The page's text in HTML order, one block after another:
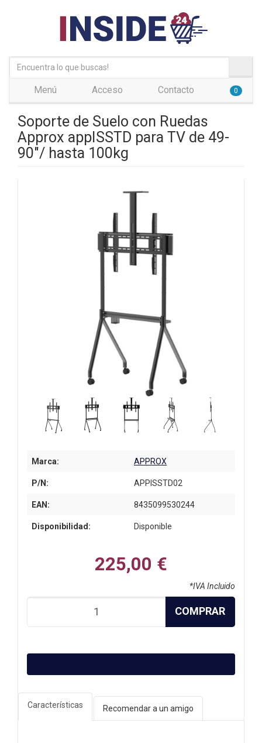
Menú Acceso Contacto 0
Soporte de Suelo con Ruedas
Approx appISSTD para TV de 49-
90"/ hasta 100kg
Marca: APPROX
P/N: APPISSTD02
EAN: 8435099530244
Disponibilidad: Disponible
225,00 €
*IVA Incluido
COMPRAR
Características Recomendar a un amigo